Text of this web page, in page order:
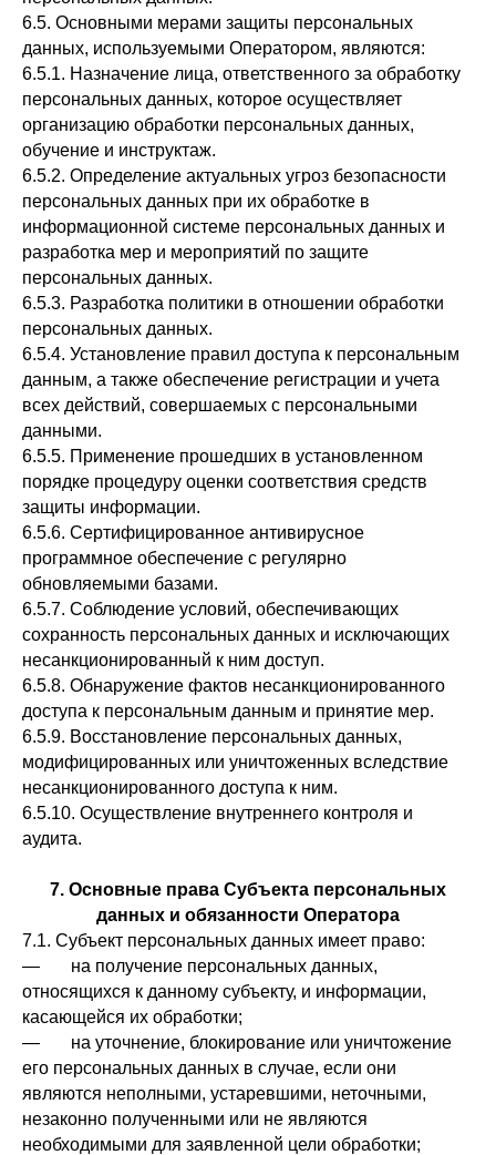
6.5. Основными мерами защиты персональных
данных, используемыми Оператором, являются:
6.5.1. Назначение лица, ответственного за обработку
персональных данных, которое осуществляет
организацию обработки персональных данных,
обучение и инструктаж.
6.5.2. Определение актуальных угроз безопасности
персональных данных при их обработке в
информационной системе персональных данных и
разработка мер и мероприятий по защите
персональных данных.
6.5.3. Разработка политики в отношении обработки
персональных данных.
6.5.4. Установление правил доступа к персональным
данным, а также обеспечение регистрации и учета
всех действий, совершаемых с персональными
данными.
6.5.5. Применение прошедших в установленном
порядке процедуру оценки соответствия средств
защиты информации.
6.5.6. Сертифицированное антивирусное
программное обеспечение с регулярно
обновляемыми базами.
6.5.7. Соблюдение условий, обеспечивающих
сохранность персональных данных и исключающих
несанкционированный к ним доступ.
6.5.8. Обнаружение фактов несанкционированного
доступа к персональным данным и принятие мер.
6.5.9. Восстановление персональных данных,
модифицированных или уничтоженных вследствие
несанкционированного доступа к ним.
6.5.10. Осуществление внутреннего контроля и
аудита.
7. Основные права Субъекта персональных
данных и обязанности Оператора
7.1. Субъект персональных данных имеет право:
— на получение персональных данных,
относящихся к данному субъекту, и информации,
касающейся их обработки;
— на уточнение, блокирование или уничтожение
его персональных данных в случае, если они
являются неполными, устаревшими, неточными,
незаконно полученными или не являются
необходимыми для заявленной цели обработки;